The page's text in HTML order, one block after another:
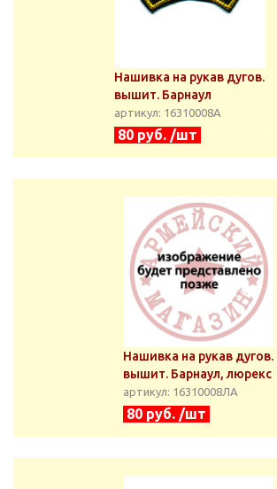
Нашивка на рукав дугов.
вышит. Барнаул
артикул: 16310008А
80 руб. /шт
Нашивка на рукав дугов.
вышит. Барнаул, люрекс
артикул: 16310008ЛА
80 руб. /шт